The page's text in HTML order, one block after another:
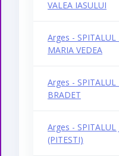
VALEA IASULUI
Arges - SPITALUL
MARIA VEDEA
Arges - SPITALUL
BRADET
Arges - SPITALUL
(PITESTI)